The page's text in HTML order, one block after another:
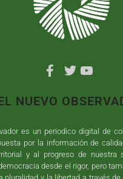
NUEVO
es un periodico digital de
por la información de
y al progreso de nuestra
desde el rigor, pero